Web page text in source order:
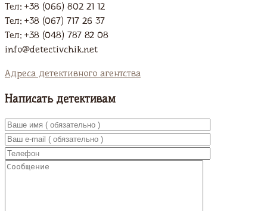
Тел: +38 (066) 802 21 12
Тел: +38 (067) 717 26 37
Тел: +38 (048) 787 82 08
info@detectivchik.net
Адреса детективного агентства
Написать детективам